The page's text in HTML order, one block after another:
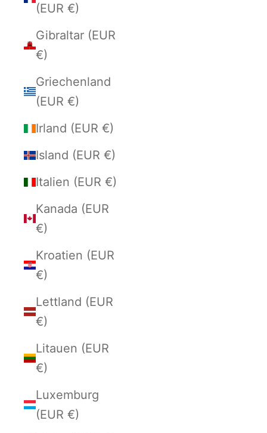
(EUR €)
Gibraltar (EUR
€)
Griechenland
(EUR €)
Irland (EUR €)
Island (EUR €)
Italien (EUR €)
Kanada (EUR
€)
Kroatien (EUR
€)
Lettland (EUR
€)
Litauen (EUR
€)
Luxemburg
(EUR €)